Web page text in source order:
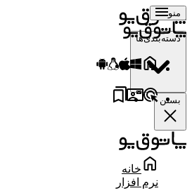
منو
دسته‌بندی‌ها
بستن
خانه
نرم افزار